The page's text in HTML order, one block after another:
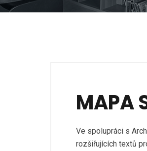
MAPA
Ve spolupráci s
rozšiřujících textů